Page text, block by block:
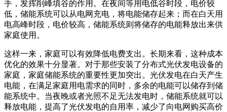
手，发挥削峰填谷的作用。在夜间等用电低谷时段，电价较
低，储能系统可以从电网充电，将电能储存起来；而在白天用
电高峰时段，电价较高，储能系统则将储存的电能释放出来供
家庭使用。
这样一来，家庭可以有效降低电费支出。长期来看，这种成本
优化的效果十分显著。对于那些安装了分布式光伏发电设备的
家庭，家庭储能系统的重要性更加突出。光伏发电在白天产生
电能，在满足家庭用电需求的同时，多余的电能可以储存到储
能系统中。当夜晚或者光照不足无法发电时，储能系统就可以
释放电能，提高了光伏发电的自用率，减少了向电网购买高价